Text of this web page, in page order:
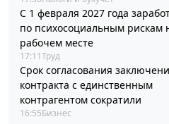
С 1 февраля 2027 года
по психосоциальным рискам
рабочем месте
17:11Труд
Срок согласования
контракта с единственным
контрагентом сократили
16:55Бизнес